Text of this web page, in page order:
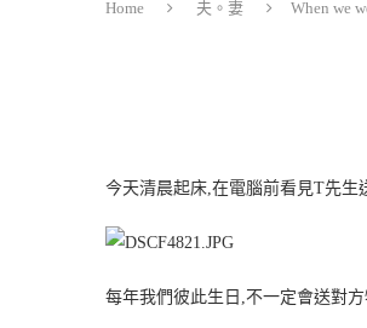
Home 夫。妻 When we
今天清晨起床,在電腦前看見T先生
每年我們彼此生日,不一定會送對